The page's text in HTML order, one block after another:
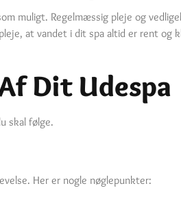
muligt. Regelmæssig pleje og
at vandet i dit spa altid er rent og
Dit Udespa
skal følge.
Her er nogle nøglepunkter: